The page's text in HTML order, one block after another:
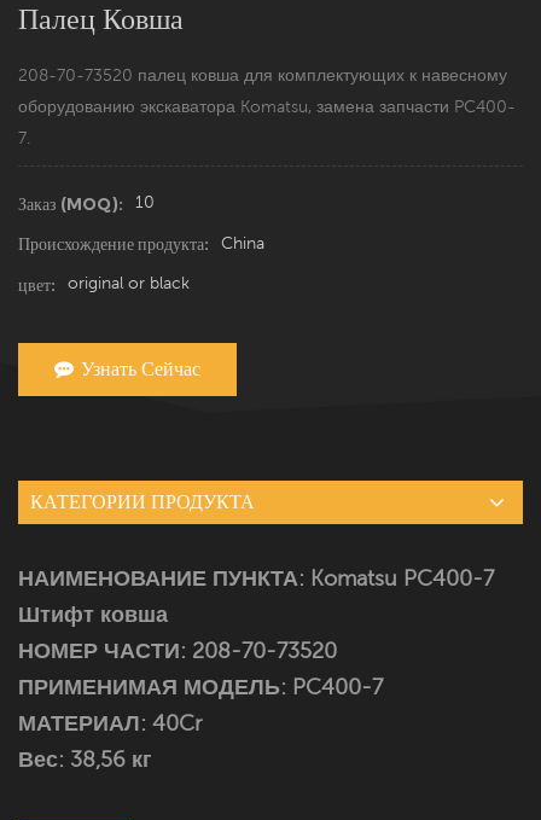
Палец Ковша
208-70-73520 палец ковша для комплектующих к навесному
оборудованию экскаватора Komatsu, замена запчасти PC400-
7.
Заказ (MOQ): 10
Происхождение продукта: China
цвет: original or black
Узнать Сейчас
КАТЕГОРИИ ПРОДУКТА
НАИМЕНОВАНИЕ ПУНКТА: Komatsu PC400-7
Штифт ковша
НОМЕР ЧАСТИ: 208-70-73520
ПРИМЕНИМАЯ МОДЕЛЬ: PC400-7
МАТЕРИАЛ: 40Cr
Вес: 38,56 кг